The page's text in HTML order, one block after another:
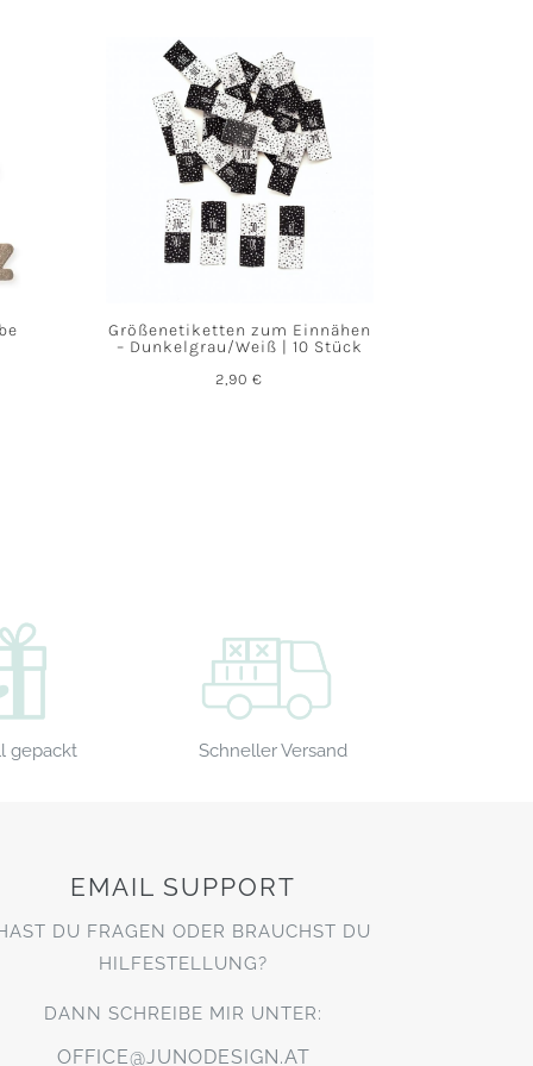
Größenetiketten zum Einnähen
– Dunkelgrau/Weiß | 10 Stück
2,90€
gepackt Schneller Versand
EMAIL SUPPORT
DU FRAGEN ODER BRAUCHST DU
HILFESTELLUNG?
DANN SCHREIBE MIR UNTER:
OFFICE@JUNODESIGN.AT